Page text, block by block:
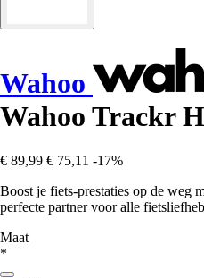
Wahoo
Wahoo Trackr
€ 89,99 € 75,11 -17%
Boost je fiets-prestaties op de weg
perfecte partner voor alle
Maat
*